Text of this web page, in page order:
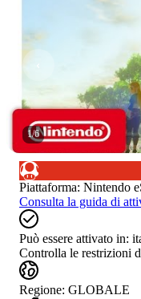
1/6
Piattaforma: Nintendo
Consulta la guida di
Può essere attivato in:
Controlla le restrizioni
Regione: GLOBALE